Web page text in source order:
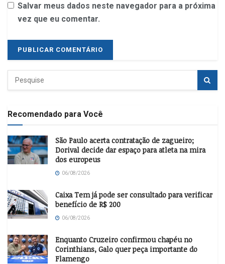
Salvar meus dados neste navegador para a próxima
vez que eu comentar.
Recomendado para Você
São Paulo acerta contratação de zagueiro;
Dorival decide dar espaço para atleta na mira
dos europeus
06/08/2026
Caixa Tem já pode ser consultado para verificar
benefício de R$ 200
06/08/2026
Enquanto Cruzeiro confirmou chapéu no
Corinthians, Galo quer peça importante do
Flamengo